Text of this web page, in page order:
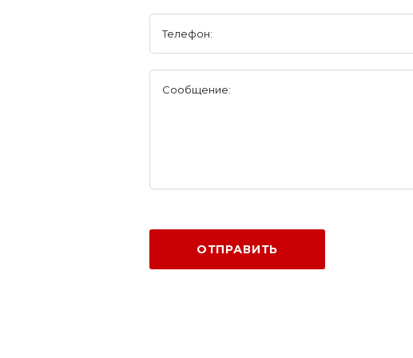
Телефон:
Сообщение:
ОТПРАВИТЬ